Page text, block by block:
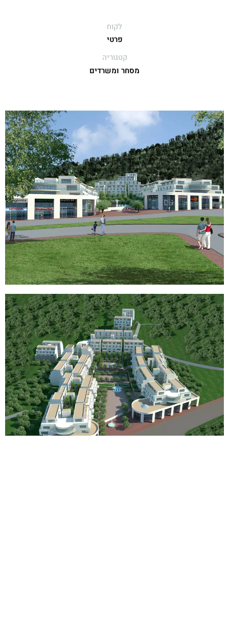
לקוח
פרטי
קטגוריה
מסחר ומשרדים